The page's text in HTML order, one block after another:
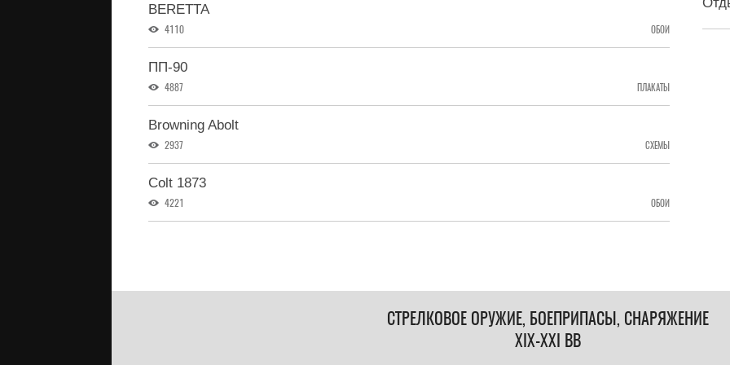
BERETTA
4110 ОБОИ
ПП-90
4887 ПЛАКАТЫ
Browning Abolt
2937 СХЕМЫ
Colt 1873
4221 ОБОИ
СТРЕЛКОВОЕ ОРУЖИЕ, БОЕПРИПАСЫ, СНАРЯЖЕНИЕ
XIX-XXI ВВ